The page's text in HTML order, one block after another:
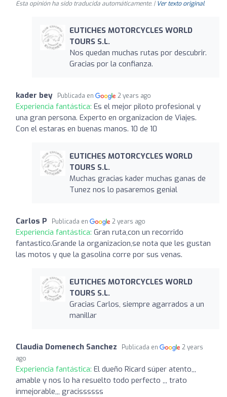
Esta opinión ha sido traducida automáticamente. | Ver texto original
EUTICHES MOTORCYCLES WORLD
TOURS S.L.
Nos quedan muchas rutas por descubrir.
Gracias por la confianza.
kader bey Publicada en 2 years ago
Experiencia fantástica: Es el mejor piloto profesional y
una gran persona. Experto en organizacion de Viajes.
Con el estaras en buenas manos. 10 de 10
EUTICHES MOTORCYCLES WORLD
TOURS S.L.
Muchas gracias kader muchas ganas de
Tunez nos lo pasaremos genial
Carlos P Publicada en 2 years ago
Experiencia fantástica: Gran ruta,con un recorrido
fantastico.Grande la organizacion,se nota que les gustan
las motos y que la gasolina corre por sus venas.
EUTICHES MOTORCYCLES WORLD
TOURS S.L.
Gracias Carlos, siempre agarrados a un
manillar
Claudia Domenech Sanchez Publicada en
2 years
ago
Experiencia fantástica: El dueño Ricard súper atento,,,
amable y nos lo ha resuelto todo perfecto ,,, trato
inmejorable,,, gracissssss